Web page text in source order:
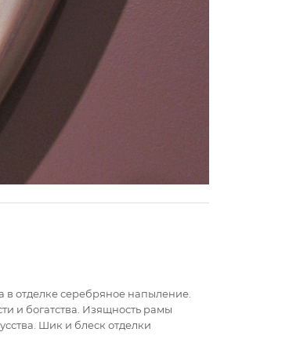
в отделке серебряное напыление.
и богатства. Изящность рамы
Шик и блеск отделки